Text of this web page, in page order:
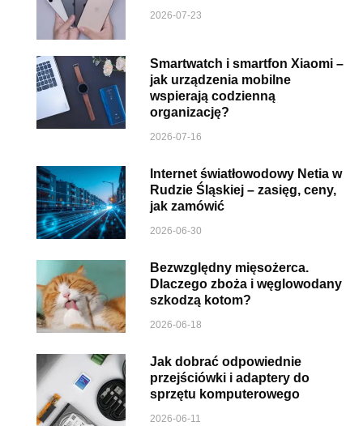
2026-07-23
Smartwatch i smartfon Xiaomi –
jak urządzenia mobilne
wspierają codzienną
organizację?
2026-07-16
Internet światłowodowy Netia w
Rudzie Śląskiej – zasięg, ceny,
jak zamówić
2026-06-30
Bezwzględny mięsożerca.
Dlaczego zboża i węglowodany
szkodzą kotom?
2026-06-18
Jak dobrać odpowiednie
przejściówki i adaptery do
sprzętu komputerowego
2026-06-11